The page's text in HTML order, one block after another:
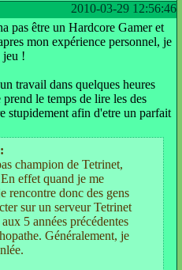
2010-03-29 12:56:46
pas être un Hardcore Gamer et
mon expérience personnel, je
jeu !
travail dans quelques heures
le temps de lire les des
stupidement afin d'etre un parfait
champion de Tetrinet,
effet quand je me
rencontre donc des gens
sur un serveur Tetrinet
5 années précédentes
Généralement, je